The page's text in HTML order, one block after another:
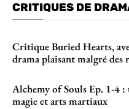
CRITIQUES DE
Critique Buried Hearts,
drama plaisant malgré des
Alchemy of Souls Ep. 1-4 :
magie et arts martiaux